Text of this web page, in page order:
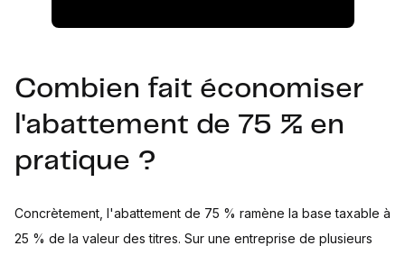
Combien fait économiser
l'abattement de 75 % en
pratique ?
Concrètement, l'abattement de 75 % ramène la base taxable à
25 % de la valeur des titres. Sur une entreprise de plusieurs